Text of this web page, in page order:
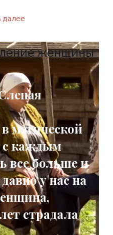
далее
женщины
магической
с каждым
все больше и
у нас на
страдала